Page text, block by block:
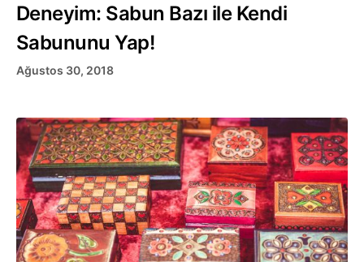
Deneyim: Sabun Bazı ile Kendi
Sabununu Yap!
Ağustos 30, 2018